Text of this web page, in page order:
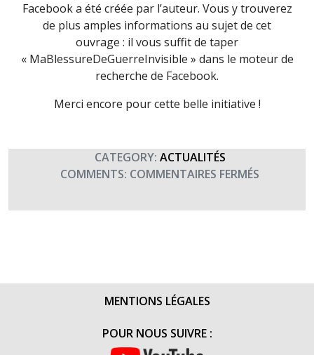
Facebook a été créée par l’auteur. Vous y trouverez
de plus amples informations au sujet de cet
ouvrage : il vous suffit de taper
« MaBlessureDeGuerreInvisible » dans le moteur de
recherche de Facebook.
Merci encore pour cette belle initiative !
CATEGORY: ACTUALITÉS
COMMENTS: COMMENTAIRES FERMÉS
FAVIERE
MENTIONS LÉGALES
POUR NOUS SUIVRE :